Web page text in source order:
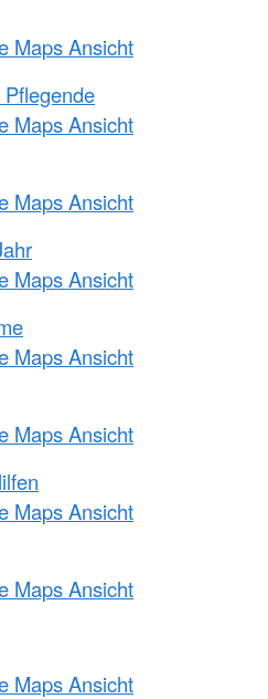
Maps Ansicht
Maps Ansicht
Maps Ansicht
Maps Ansicht
Maps Ansicht
Maps Ansicht
Maps Ansicht
Maps Ansicht
Maps Ansicht